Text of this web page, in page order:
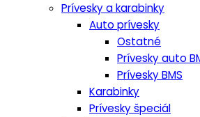
Prívesky a karabinky
Auto prívesky
Ostatné
Prívesky auto
Prívesky BMS
Karabinky
Prívesky špeciál